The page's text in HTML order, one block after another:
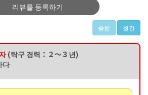
리뷰를 등록하기
종합 월간
(탁구 경력：２〜３년)
다